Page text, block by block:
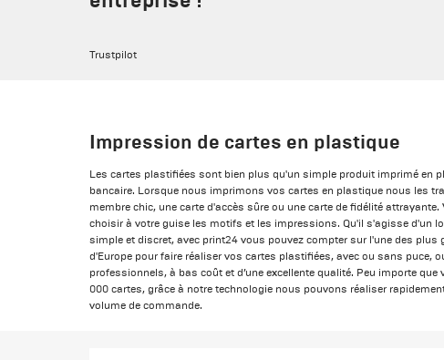
Trustpilot
Impression de cartes en plastique
Les cartes plastifiées sont bien plus qu'un simple produit imprimé en
bancaire. Lorsque nous imprimons vos cartes en plastique nous les
membre chic, une carte d'accès sûre ou une carte de fidélité
choisir à votre guise les motifs et les impressions. Qu'il s'agisse d'un
simple et discret, avec print24 vous pouvez compter sur l'une des plus
d'Europe pour faire réaliser vos cartes plastifiées, avec ou sans puce,
professionnels, à bas coût et d’une excellente qualité. Peu importe
000 cartes, grâce à notre technologie nous pouvons réaliser
volume de commande.